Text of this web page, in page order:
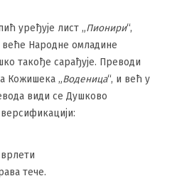
уређује лист „Пионири“,
веће Народне омладине
такође сарађује. Преводи
Кожишека „Воденица“, и већ у
види се Душково
тече.